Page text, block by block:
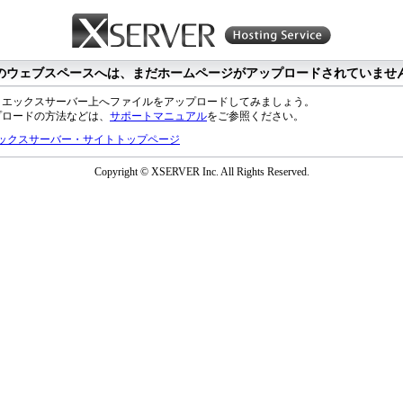
ウェブスペースへは、まだホームページがアップロードされていませ
ックスサーバー上へファイルをアップロードしてみましょう。
ードの方法などは、 サポートマニュアルをご参照ください。
クスサーバー・サイトトップページ
Copyright © XSERVER Inc. All Rights Reserved.